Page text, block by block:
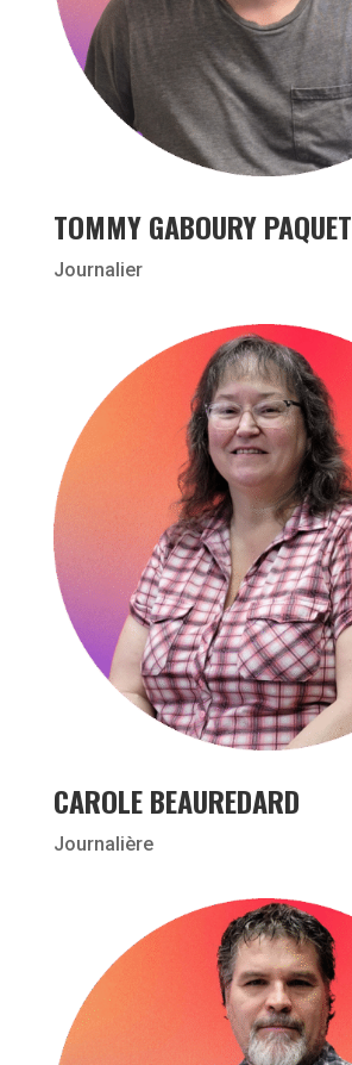
TOMMY GABOURY PAQUET
Journalier
CAROLE BEAUREDARD
Journalière